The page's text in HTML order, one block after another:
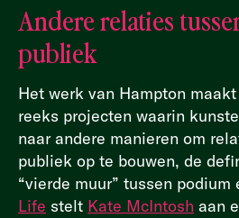
Andere relaties
publiek
Het werk van Hampton
reeks projecten waarin
naar andere manieren om
publiek op te bouwen, de
“vierde muur” tussen podium
Life stelt Kate McIntosh aan